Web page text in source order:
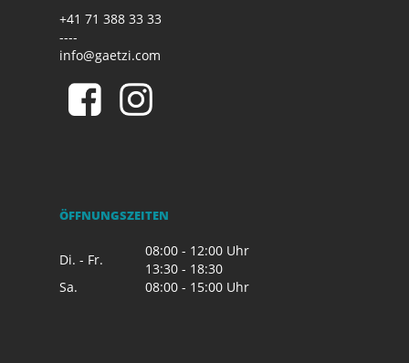
+41 71 388 33 33
----
info@gaetzi.com
ÖFFNUNGSZEITEN
Di. - Fr.
08:00 - 12:00 Uhr
13:30 - 18:30
Sa.
08:00 - 15:00 Uhr